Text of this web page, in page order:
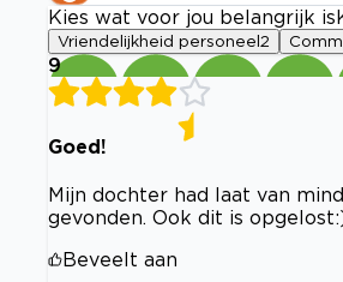
Kies wat voor jou belangrijk is
Vriendelijkheid personeel 2
9
Goed!
Mijn dochter had laat van
gevonden. Ook dit is
Beveelt aan